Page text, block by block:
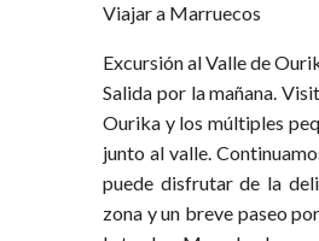
Viajar a Marruecos
Excursión al Valle de
Salida por la mañana.
Ourika y los múltiples
junto al valle.
puede disfrutar de la
zona y un breve paseo